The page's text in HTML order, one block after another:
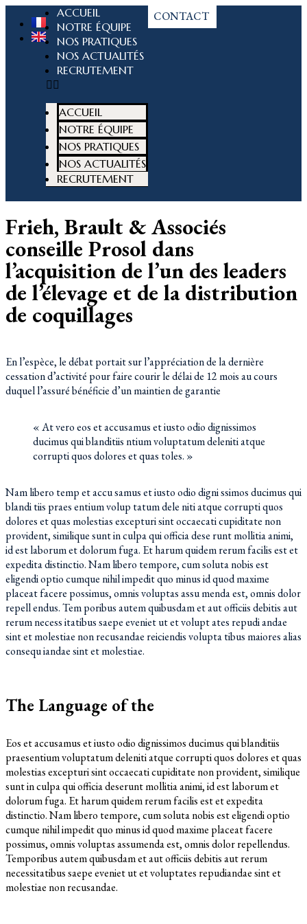
ACCUEIL
NOTRE ÉQUIPE
NOS PRATIQUES
NOS ACTUALITÉS
RECRUTEMENT
ACCUEIL
NOTRE ÉQUIPE
NOS PRATIQUES
NOS ACTUALITÉS
RECRUTEMENT
CONTACT
Frieh, Brault & Associés
conseille Prosol dans
l’acquisition de l’un des leaders
de l’élevage et de la distribution
de coquillages
En l’espèce, le débat portait sur l’appréciation de la dernière
cessation d’activité pour faire courir le délai de 12 mois au cours
duquel l’assuré bénéficie d’un maintien de garantie
« At vero eos et accusamus et iusto odio dignissimos
ducimus qui blanditiis ntium voluptatum deleniti atque
corrupti quos dolores et quas toles. »
Nam libero temp et accu samus et iusto odio digni ssimos ducimus qui
blandi tiis praes entium volup tatum dele niti atque corrupti quos
dolores et quas molestias excepturi sint occaecati cupiditate non
provident, similique sunt in culpa qui officia dese runt mollitia animi,
id est laborum et dolorum fuga. Et harum quidem rerum facilis est et
expedita distinctio. Nam libero tempore, cum soluta nobis est
eligendi optio cumque nihil impedit quo minus id quod maxime
placeat facere possimus, omnis voluptas assu menda est, omnis dolor
repell endus. Tem poribus autem quibusdam et aut officiis debitis aut
rerum necess itatibus saepe eveniet ut et volupt ates repudi andae
sint et molestiae non recusandae reiciendis volupta tibus maiores alias
consequ iandae sint et molestiae.
The Language of the
Eos et accusamus et iusto odio dignissimos ducimus qui blanditiis
praesentium voluptatum deleniti atque corrupti quos dolores et quas
molestias excepturi sint occaecati cupiditate non provident, similique
sunt in culpa qui officia deserunt mollitia animi, id est laborum et
dolorum fuga. Et harum quidem rerum facilis est et expedita
distinctio. Nam libero tempore, cum soluta nobis est eligendi optio
cumque nihil impedit quo minus id quod maxime placeat facere
possimus, omnis voluptas assumenda est, omnis dolor repellendus.
Temporibus autem quibusdam et aut officiis debitis aut rerum
necessitatibus saepe eveniet ut et voluptates repudiandae sint et
molestiae non recusandae.